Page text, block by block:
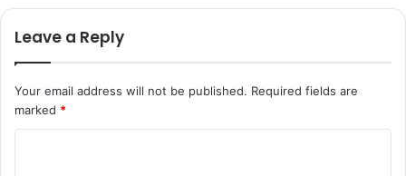
Leave a Reply
Your email address will not be published. Required fields are
marked *